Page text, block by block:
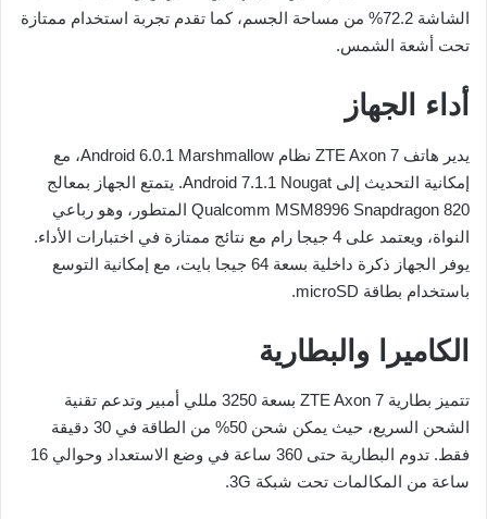
الشاشة 72.2% من مساحة الجسم، كما تقدم تجربة استخدام ممتازة
تحت أشعة الشمس.
أداء الجهاز
يدير هاتف ZTE Axon 7 نظام Android 6.0.1 Marshmallow، مع
إمكانية التحديث إلى Android 7.1.1 Nougat. يتمتع الجهاز بمعالج
Qualcomm MSM8996 Snapdragon 820 المتطور، وهو رباعي
النواة، ويعتمد على 4 جيجا رام مع نتائج ممتازة في اختبارات الأداء.
يوفر الجهاز ذكرة داخلية بسعة 64 جيجا بايت، مع إمكانية التوسع
باستخدام بطاقة microSD.
الكاميرا والبطارية
تتميز بطارية ZTE Axon 7 بسعة 3250 مللي أمبير وتدعم تقنية
الشحن السريع، حيث يمكن شحن 50% من الطاقة في 30 دقيقة
فقط. تدوم البطارية حتى 360 ساعة في وضع الاستعداد وحوالي 16
ساعة من المكالمات تحت شبكة 3G.